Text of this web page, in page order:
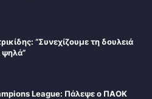
“Συνεχίζουμε τη δουλειά
ψηλά”
League: Πάλεψε ο ΠΑΟΚ